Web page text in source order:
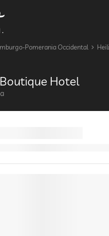
Pomerania Occidental
Hotel